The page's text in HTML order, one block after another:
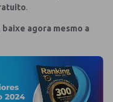
.
baixe agora mesmo a